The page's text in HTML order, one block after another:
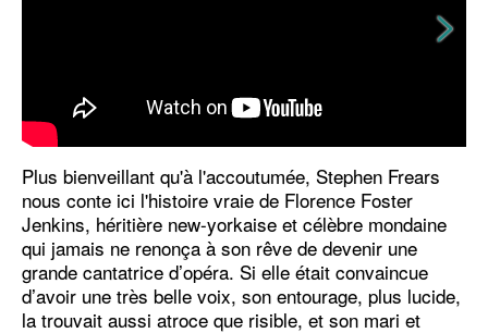
Plus bienveillant qu'à l'accoutumée, Stephen Frears
nous conte ici l'histoire vraie de Florence Foster
Jenkins, héritière new-yorkaise et célèbre mondaine
qui jamais ne renonça à son rêve de devenir une
grande cantatrice d’opéra. Si elle était convaincue
d’avoir une très belle voix, son entourage, plus lucide,
la trouvait aussi atroce que risible, et son mari et